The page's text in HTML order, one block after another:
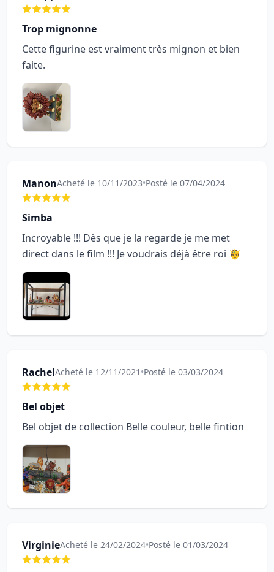
Trop mignonne
Cette figurine est vraiment très mignon et bien
faite.
ManonAcheté le 10/11/2023•Posté le 07/04/2024
Simba
Incroyable !!! Dès que je la regarde je me met
direct dans le film !!! Je voudrais déjà être roi 🤴
RachelAcheté le 12/11/2021 •Posté le 03/03/2024
Bel objet
Bel objet de collection Belle couleur, belle fintion
VirginieAcheté le 24/02/2024•Posté le 01/03/2024